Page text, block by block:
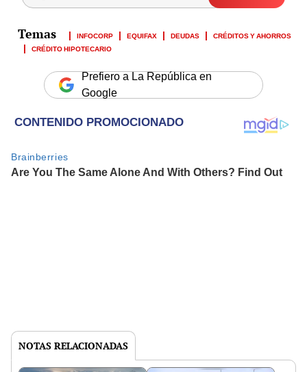
INFOCORP EQUIFAX DEUDAS
CRÉDITOS Y AHORROS
CRÉDITO HIPOTECARIO
Prefiero a La República en
Google
NOTAS RELACIONADAS